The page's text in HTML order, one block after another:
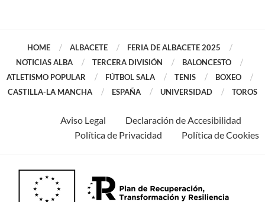
HOME ALBACETE
FERIA DE ALBACETE 2025
NOTICIAS ALBA
TERCERA DIVISIÓN
BALONCESTO
ATLETISMO POPULAR
FÚTBOL SALA TENIS
BOXEO
CASTILLA-LA MANCHA
ESPAÑA UNIVERSIDAD TOROS
Aviso Legal
Declaración de Accesibilidad
Política de Privacidad
Política de Cookies